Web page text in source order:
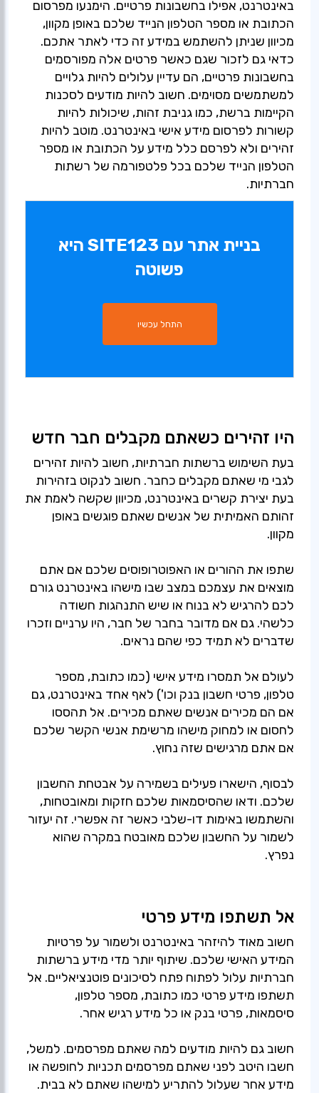
באינטרנט, אפילו בחשבונות פרטיים. הימנעו מפרסום
הכתובת או מספר הטלפון הנייד שלכם באופן מקוון,
מכיוון שניתן להשתמש במידע זה כדי לאתר אתכם.
כדאי גם לזכור שגם כאשר פרטים אלה מפורסמים
בחשבונות פרטיים, הם עדיין עלולים להיות גלויים
למשתמשים מסוימים. חשוב להיות מודעים לסכנות
הקיימות ברשת, כמו גניבת זהות, שיכולות להיות
קשורות לפרסום מידע אישי באינטרנט. מוטב להיות
זהירים ולא לפרסם כלל מידע על הכתובת או מספר
הטלפון הנייד שלכם בכל פלטפורמה של רשתות
חברתיות.
בניית אתר עם SITE123 היא
פשוטה
התחל עכשיו
היו זהירים כשאתם מקבלים חבר חדש
בעת השימוש ברשתות חברתיות, חשוב להיות זהירים
לגבי מי שאתם מקבלים כחבר. חשוב לנקוט בזהירות
בעת יצירת קשרים באינטרנט, מכיוון שקשה לאמת את
זהותם האמיתית של אנשים שאתם פוגשים באופן
מקוון.
שתפו את ההורים או האפוטרופוסים שלכם אם אתם
מוצאים את עצמכם במצב שבו מישהו באינטרנט גורם
לכם להרגיש לא בנוח או שיש התנהגות חשודה
כלשהי. גם אם מדובר בחבר של חבר, היו ערניים וזכרו
שדברים לא תמיד כפי שהם נראים.
לעולם אל תמסרו מידע אישי (כמו כתובת, מספר
טלפון, פרטי חשבון בנק וכו') לאף אחד באינטרנט, גם
אם הם מכירים אנשים שאתם מכירים. אל תהססו
לחסום או למחוק מישהו מרשימת אנשי הקשר שלכם
אם אתם מרגישים שזה נחוץ.
לבסוף, הישארו פעילים בשמירה על אבטחת החשבון
שלכם. ודאו שהסיסמאות שלכם חזקות ומאובטחות,
והשתמשו באימות דו-שלבי כאשר זה אפשרי. זה יעזור
לשמור על החשבון שלכם מאובטח במקרה שהוא
נפרץ.
אל תשתפו מידע פרטי
חשוב מאוד להיזהר באינטרנט ולשמור על פרטיות
המידע האישי שלכם. שיתוף יותר מדי מידע ברשתות
חברתיות עלול לפתוח פתח לסיכונים פוטנציאליים. אל
תשתפו מידע פרטי כמו כתובת, מספר טלפון,
סיסמאות, פרטי בנק או כל מידע רגיש אחר.
חשוב גם להיות מודעים למה שאתם מפרסמים. למשל,
חשבו היטב לפני שאתם מפרסמים תכניות לחופשה או
מידע אחר שעלול להתריע למישהו שאתם לא בבית.